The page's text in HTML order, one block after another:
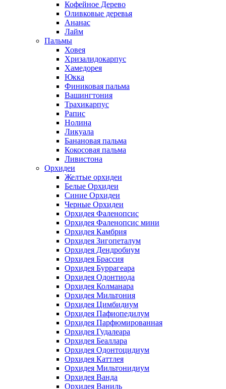
Кофейное Дерево
Оливковые деревья
Ананас
Лайм
Пальмы
Ховея
Хризалидокарпус
Хамедорея
Юкка
Финиковая пальма
Вашингтония
Трахикарпус
Рапис
Нолина
Ликуала
Банановая пальма
Кокосовая пальма
Ливистона
Орхидеи
Желтые орхидеи
Белые Орхидеи
Синие Орхидеи
Черные Орхидеи
Орхидея Фаленопсис
Орхидея Фаленопсис мини
Орхидея Камбрия
Орхидея Зигопеталум
Орхидея Дендробиум
Орхидея Брассия
Орхидея Буррагеара
Орхидея Одонтиода
Орхидея Колманара
Орхидея Мильтония
Орхидея Цимбидиум
Орхидея Пафиопедилум
Орхидея Парфюмированная
Орхидея Гудалеара
Орхидея Беаллара
Орхидея Одонтоцидиум
Орхидея Каттлея
Орхидея Мильтонидиум
Орхидея Ванда
Орхидея Ваниль